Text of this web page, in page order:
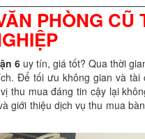
PHÒNG CŨ
6uy tín, giá tốt? Qua thời
Để tối ưu không gian và
thu mua đáng tin cậy lại
giới thiệu dịch vụ thu mua